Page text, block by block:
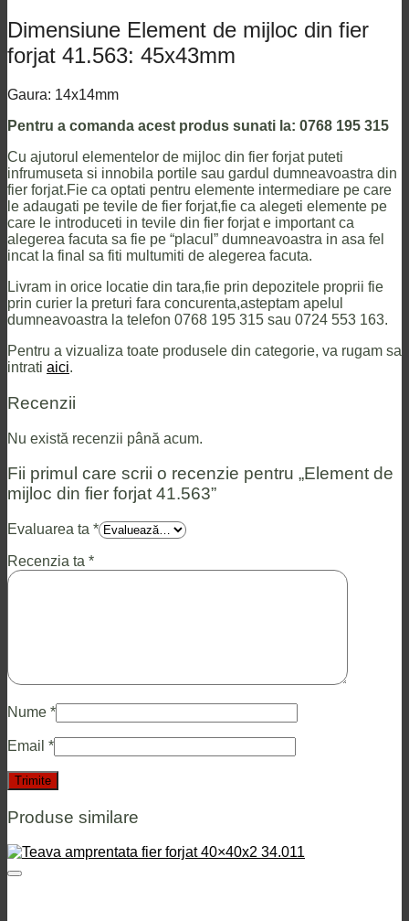
Dimensiune Element de mijloc din fier
forjat 41.563: 45x43mm
Gaura: 14x14mm
Pentru a comanda acest produs sunati la: 0768 195 315
Cu ajutorul elementelor de mijloc din fier forjat puteti
infrumuseta si innobila portile sau gardul dumneavoastra din
fier forjat.Fie ca optati pentru elemente intermediare pe care
le adaugati pe tevile de fier forjat,fie ca alegeti elemente pe
care le introduceti in tevile din fier forjat e important ca
alegerea facuta sa fie pe “placul” dumneavoastra in asa fel
incat la final sa fiti multumiti de alegerea facuta.
Livram in orice locatie din tara,fie prin depozitele proprii fie
prin curier la preturi fara concurenta,asteptam apelul
dumneavoastra la telefon 0768 195 315 sau 0724 553 163.
Pentru a vizualiza toate produsele din categorie, va rugam sa
intrati aici.
Recenzii
Nu există recenzii până acum.
Fii primul care scrii o recenzie pentru „Element de
mijloc din fier forjat 41.563”
Evaluarea ta *
Recenzia ta *
Nume *
Email *
Produse similare